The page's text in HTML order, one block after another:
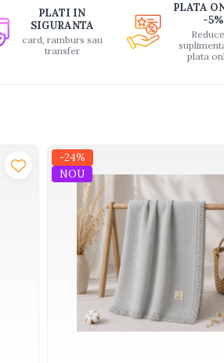
PLATI IN
SIGURANTA
card, ramburs sau
transfer
PLATA
-5%
plata
-24%
NOU